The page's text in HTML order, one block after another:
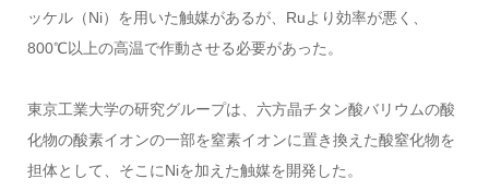
ッケル（Ni）を用いた触媒があるが、Ruより効率が悪く、
800℃以上の高温で作動させる必要があった。
東京工業大学の研究グループは、六方晶チタン酸バリウムの酸
化物の酸素イオンの一部を窒素イオンに置き換えた酸窒化物を
担体として、そこにNiを加えた触媒を開発した。